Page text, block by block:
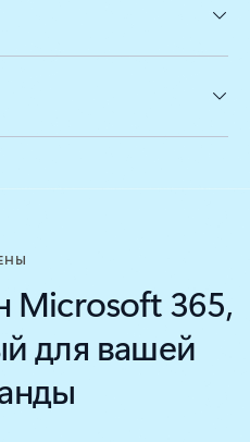
Microsoft 365,
для вашей